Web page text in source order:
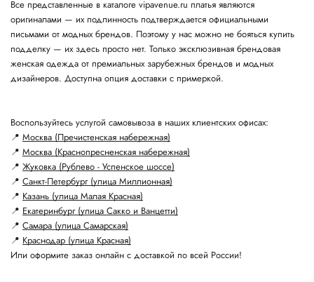
Все представленные в каталоге vipavenue.ru платья являются
оригиналами — их подлинность подтверждается официальными
письмами от модных брендов. Поэтому у нас можно не бояться купить
подделку — их здесь просто нет. Только эксклюзивная брендовая
женская одежда от премиальных зарубежных брендов и модных
дизайнеров. Доступна опция доставки с примеркой.
Воспользуйтесь услугой самовывоза в наших клиентских офисах:
📍 Москва (Пречистенская набережная)
📍 Москва (Краснопресненская набережная)
📍 Жуковка (Рублево - Успенское шоссе)
📍 Санкт-Петербург (улица Миллионная)
📍 Казань (улица Малая Красная)
📍 Екатеринбург (улица Сакко и Ванцетти)
📍 Самара (улица Самарская)
📍 Краснодар (улица Красная)
Или оформите заказ онлайн с доставкой по всей России!